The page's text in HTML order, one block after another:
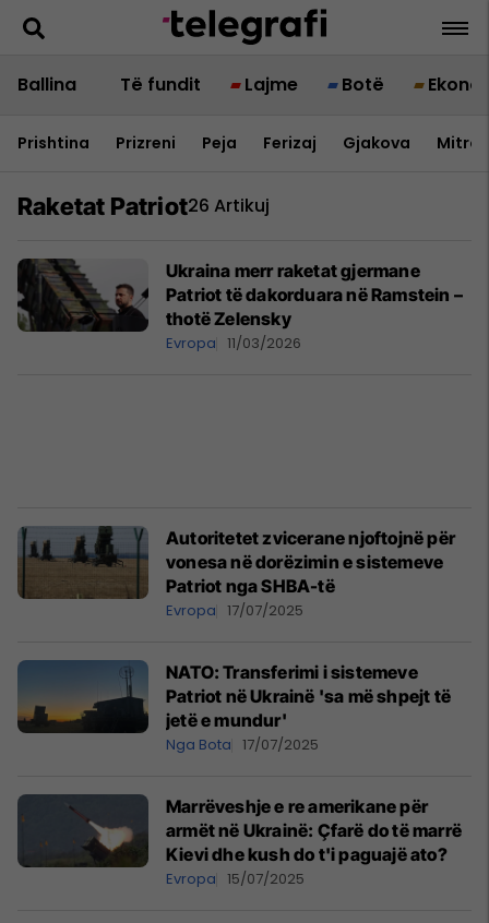
Ballina Të fundit Lajme Botë
Prishtina Prizreni Peja Ferizaj Gjakova
Raketat Patriot26 Artikuj
Ukraina merr raketat gjermane
Patriot të dakorduara në Ramstein –
thotë Zelensky
Evropa 11/03/2026
Autoritetet zvicerane njoftojnë për
vonesa në dorëzimin e sistemeve
Patriot nga SHBA-të
Evropa 17/07/2025
NATO: Transferimi i sistemeve
Patriot në Ukrainë 'sa më shpejt të
jetë e mundur'
Nga Bota 17/07/2025
Marrëveshje e re amerikane për
armët në Ukrainë: Çfarë do të marrë
Kievi dhe kush do t'i paguajë ato?
Evropa 15/07/2025